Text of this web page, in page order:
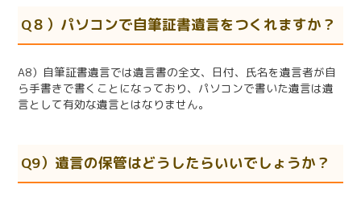
Q８）パソコンで自筆証書遺言をつくれますか？
A8）自筆証書遺言では遺言書の全文、日付、氏名を遺言者が自
ら手書きで書くことになっており、パソコンで書いた遺言は遺
言として有効な遺言とはなりません。
Q9）遺言の保管はどうしたらいいでしょうか？